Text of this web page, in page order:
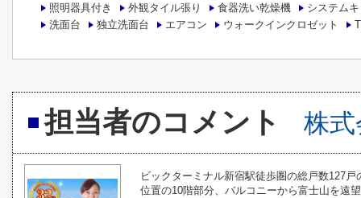
照明器具付き
外観タイル張り 食器洗い乾燥機
システム
洗面台
独立洗面台 エアコン ウォークインクロゼット
担当者のコメント 株
ビックターミナル新宿駅徒歩圏の総戸数127
位置の10階部分、バルコニーから富士山を遠